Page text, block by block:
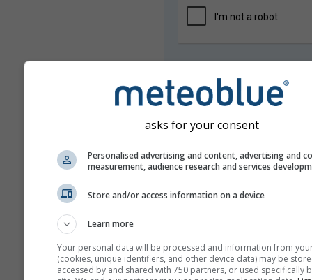
paylaşmıyoruz, ayrıntılar için
politikamızabakabilirsiniz.
kabul etmiş olursunuz. E-posta
asks for your consent
Personalised advertising and content, advertising and
measurement, audience research and services
Store and/or access information on a device
Learn more
Your personal data will be processed and information from
(cookies, unique identifiers, and other device data) may be
accessed by and shared with 750 partners, or used specifically